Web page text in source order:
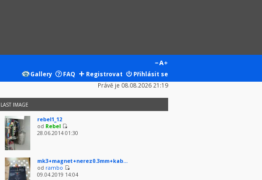
Gallery
FAQ Registrovat
Přihlásit se
Právě je 08.08.2026 21:19
LAST IMAGE
rebel1_12
od Rebel
28.06.2014 01:30
mk3+magnet+nerez0.3mm+kab...
od rambo
09.04.2019 14:04